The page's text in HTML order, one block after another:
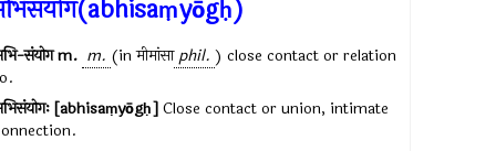
संयोगm. m. (inमीमांसा phil. ) close contact or relation
[abhisaṃyōgḥ]Close contact or union, intimate